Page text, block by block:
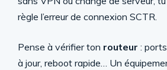
règle l’erreur de connexion SCTR.
Pense à vérifier ton routeur :
à jour, reboot rapide… Un